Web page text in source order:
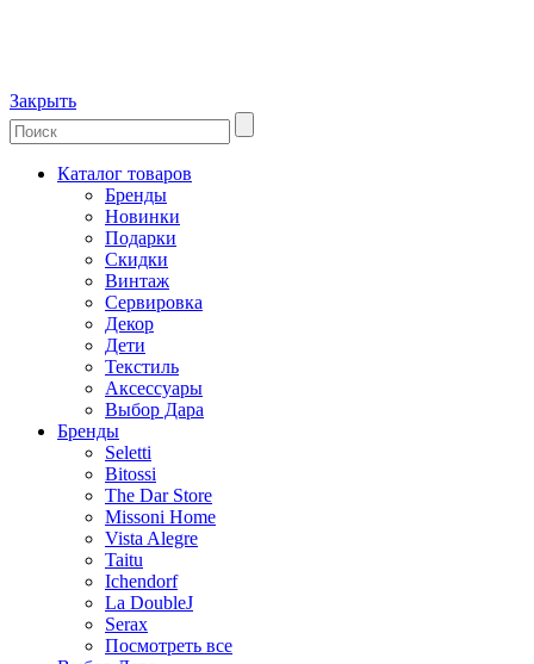
Закрыть
Каталог товаров
Бренды
Новинки
Подарки
Скидки
Винтаж
Сервировка
Декор
Дети
Текстиль
Аксессуары
Выбор Дара
Бренды
Seletti
Bitossi
The Dar Store
Missoni Home
Vista Alegre
Taitu
Ichendorf
La DoubleJ
Serax
Посмотреть все